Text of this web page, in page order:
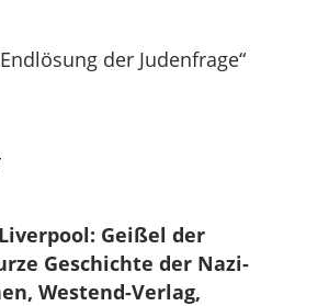
der Judenfrage“
Geißel der
Geschichte der Nazi-
Westend-Verlag,